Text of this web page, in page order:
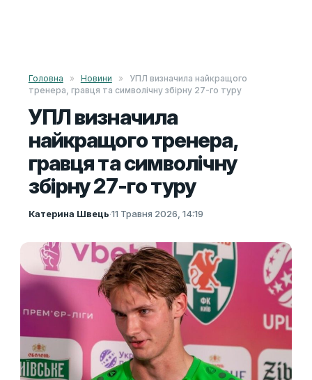
Головна » Новини »
УПЛ визначила найкращого
тренера, гравця та символічну збірну 27-го туру
УПЛ визначила
найкращого тренера,
гравця та символічну
збірну 27-го туру
Катерина Швець·11 Травня 2026, 14:19